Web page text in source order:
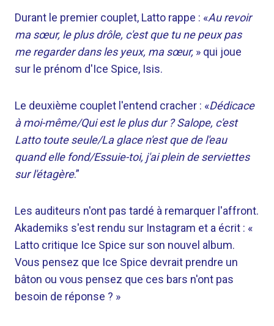
Durant le premier couplet, Latto rappe : «Au revoir
ma sœur, le plus drôle, c'est que tu ne peux pas
me regarder dans les yeux, ma sœur, » qui joue
sur le prénom d'Ice Spice, Isis.
Le deuxième couplet l'entend cracher : «Dédicace
à moi-même/Qui est le plus dur ? Salope, c'est
Latto toute seule/La glace n'est que de l'eau
quand elle fond/Essuie-toi, j'ai plein de serviettes
sur l'étagère.”
Les auditeurs n'ont pas tardé à remarquer l'affront.
Akademiks s'est rendu sur Instagram et a écrit : «
Latto critique Ice Spice sur son nouvel album.
Vous pensez que Ice Spice devrait prendre un
bâton ou vous pensez que ces bars n'ont pas
besoin de réponse ? »